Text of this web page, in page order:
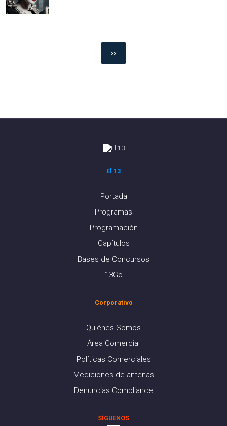
››
El 13
Portada
Programas
Programación
Capítulos
Bases de Concursos
13Go
Corporativo
Quiénes Somos
Área Comercial
Políticas Comerciales
Mediciones de antenas
Denuncias Compliance
SÍGUENOS